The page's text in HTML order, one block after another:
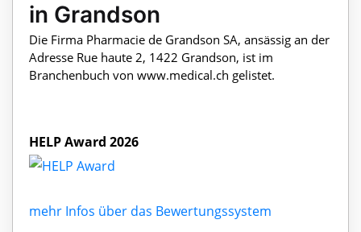
in Grandson
Die Firma Pharmacie de Grandson SA, ansässig an der
Adresse Rue haute 2, 1422 Grandson, ist im
Branchenbuch von www.medical.ch gelistet.
HELP Award 2026
mehr Infos über das Bewertungssystem